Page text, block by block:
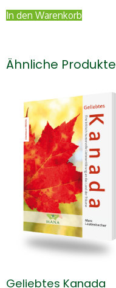
In den Warenkorb
Ähnliche Produkte
Geliebtes Kanada